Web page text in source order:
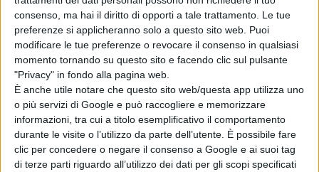
consenso, ma hai il diritto di opporti a tale trattamento. Le tue
preferenze si applicheranno solo a questo sito web. Puoi
modificare le tue preferenze o revocare il consenso in qualsiasi
momento tornando su questo sito e facendo clic sul pulsante
"Privacy" in fondo alla pagina web.
È anche utile notare che questo sito web/questa app utilizza uno
o più servizi di Google e può raccogliere e memorizzare
informazioni, tra cui a titolo esemplificativo il comportamento
durante le visite o l’utilizzo da parte dell’utente. È possibile fare
clic per concedere o negare il consenso a Google e ai suoi tag
di terze parti riguardo all’utilizzo dei dati per gli scopi specificati
avrà nelle sue mani potere assoluto,
di vita o di morte, sul destino di un
genio.
© Riproduzione Riservata